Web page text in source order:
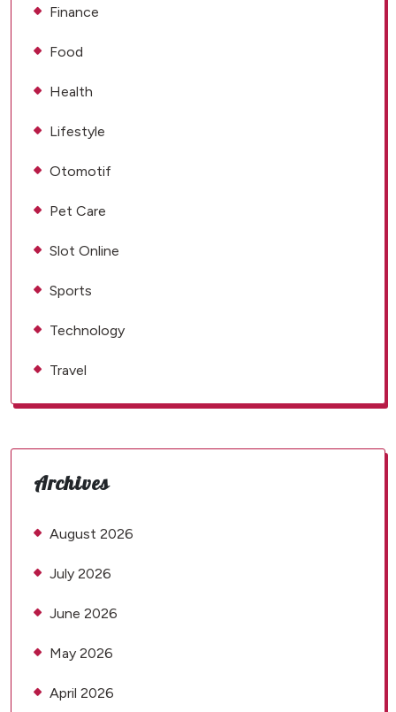
Finance
Food
Health
Lifestyle
Otomotif
Pet Care
Slot Online
Sports
Technology
Travel
Archives
August 2026
July 2026
June 2026
May 2026
April 2026